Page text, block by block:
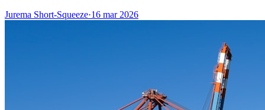
Jurema Short-Squeeze·16 mar 2026